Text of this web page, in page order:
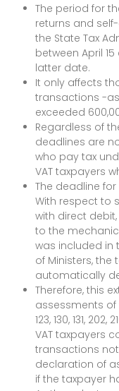
The period for
returns and
the State Tax
between April
latter date.
It only affects
transactions -
exceeded
Regardless of
deadlines are
who pay tax
VAT taxpayers
The deadline
With respect to
with direct
to the
was included in
of Ministers, the
automatically
Therefore, this
assessments of
123, 130, 131,
VAT taxpayers
transactions
declaration of
if the taxpayer